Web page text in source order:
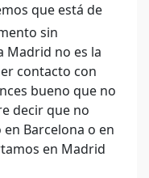
que está de
sin
Madrid no es la
contacto con
bueno que no
decir que no
Barcelona o en
en Madrid